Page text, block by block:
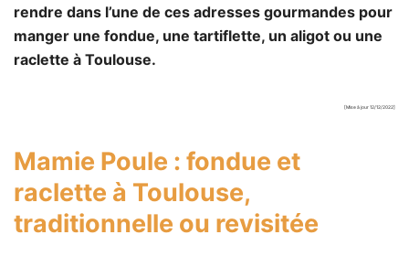
rendre dans l’une de ces adresses gourmandes pour
manger une fondue, une tartiflette, un aligot ou une
raclette à Toulouse.
[Mise à jour 12/12/2022]
Mamie Poule : fondue et
raclette à Toulouse,
traditionnelle ou revisitée